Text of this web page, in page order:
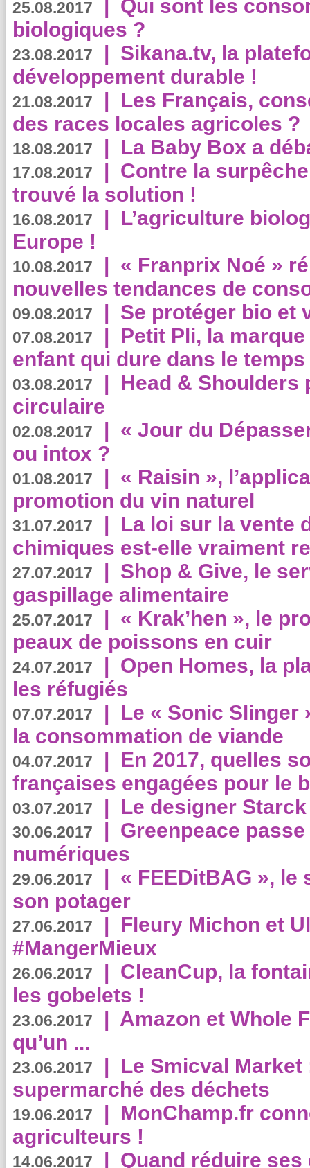
25.08.2017 | Qui sont les
biologiques ?
23.08.2017 | Sikana.tv, la
développement durable !
21.08.2017 | Les Français,
des races locales agricoles ?
18.08.2017 | La Baby Box a
17.08.2017 | Contre la
trouvé la solution !
16.08.2017 | L’agriculture
Europe !
10.08.2017 | « Franprix Noé »
nouvelles tendances de
09.08.2017 | Se protéger bio et
07.08.2017 | Petit Pli, la
enfant qui dure dans le temps
03.08.2017 | Head & Shoulders
circulaire
02.08.2017 | « Jour du
ou intox ?
01.08.2017 | « Raisin »,
promotion du vin naturel
31.07.2017 | La loi sur la vente
chimiques est-elle vraiment
27.07.2017 | Shop & Give, le
gaspillage alimentaire
25.07.2017 | « Krak’hen », le
peaux de poissons en cuir
24.07.2017 | Open Homes, la
les réfugiés
07.07.2017 | Le « Sonic Slinger
la consommation de viande
04.07.2017 | En 2017, quelles
françaises engagées pour le
03.07.2017 | Le designer
30.06.2017 | Greenpeace
numériques
29.06.2017 | « FEEDitBAG », le
son potager
27.06.2017 | Fleury Michon et
#MangerMieux
26.06.2017 | CleanCup, la
les gobelets !
23.06.2017 | Amazon et Whole
qu’un ...
23.06.2017 | Le Smicval
supermarché des déchets
19.06.2017 | MonChamp.fr
agriculteurs !
14.06.2017 | Quand réduire